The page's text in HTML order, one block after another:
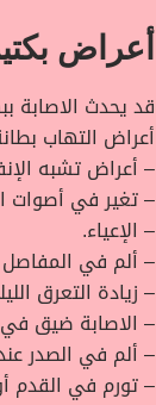
أعراض
قد يحدث الاصابة
أعراض التهاب
– أعراض تشبه
– تغير في أصوات
– الإعياء.
– ألم في
– زيادة التعرق
– الاصابة ضيق
– ألم في الصدر
– تورم في القدم